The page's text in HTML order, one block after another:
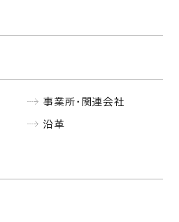
事業所・関連会社
沿革